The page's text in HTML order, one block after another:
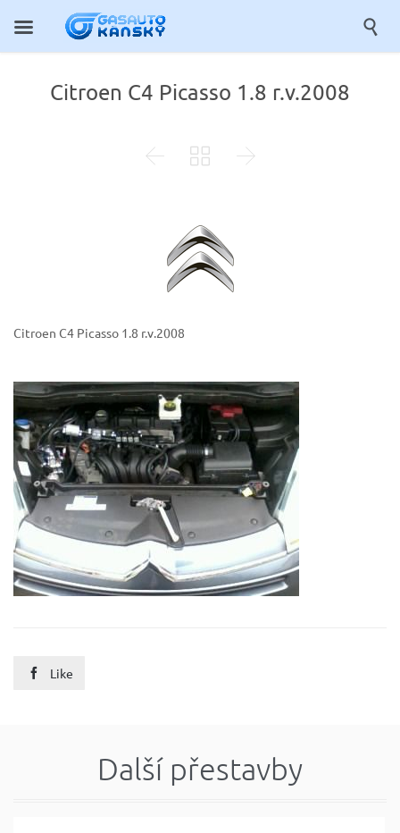

Citroen C4 Picasso 1.8 r.v.2008
  
Citroen C4 Picasso 1.8 r.v.2008
 Like
Další přestavby